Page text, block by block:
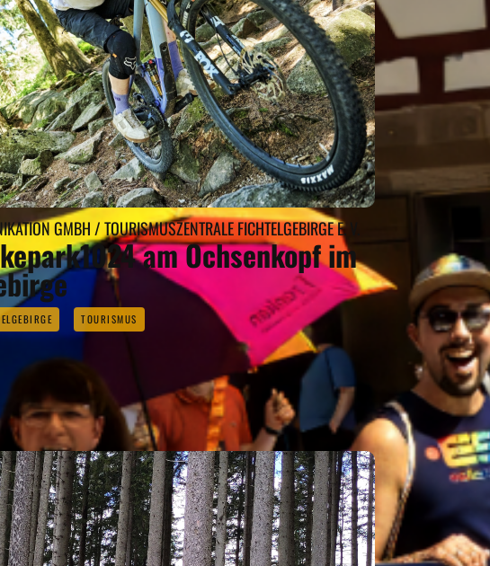
GMBH / TOURISMUSZENTRALE FICHTELGEBIRGE E. V.
am Ochsenkopf im
TOURISMUS